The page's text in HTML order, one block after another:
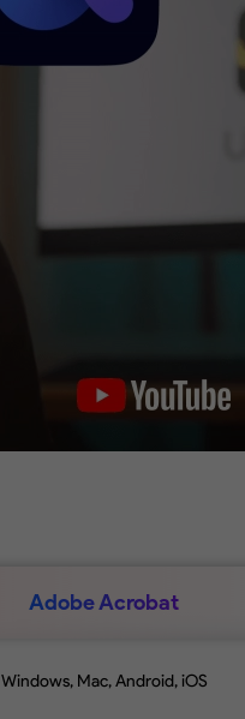
Adobe Acrobat
Windows, Mac, Android, iOS